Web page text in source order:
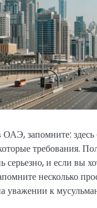
запомните: здесь
требования.
серьезно, и если вы
несколько
уважении к